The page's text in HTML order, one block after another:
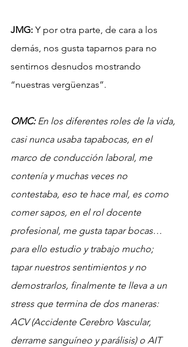
JMG: Y por otra parte, de cara a los
demás, nos gusta taparnos para no
sentirnos desnudos mostrando
“nuestras vergüenzas”.
OMC: En los diferentes roles de la vida,
casi nunca usaba tapabocas, en el
marco de conducción laboral, me
contenía y muchas veces no
contestaba, eso te hace mal, es como
comer sapos, en el rol docente
profesional, me gusta tapar bocas…
para ello estudio y trabajo mucho;
tapar nuestros sentimientos y no
demostrarlos, finalmente te lleva a un
stress que termina de dos maneras:
ACV (Accidente Cerebro Vascular,
derrame sanguíneo y parálisis) o AIT